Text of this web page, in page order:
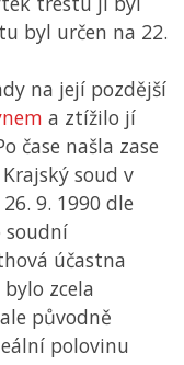
byl určen na 22.
na její pozdější
a ztížilo jí
čase našla zase
soud v
9. 1990 dle
soudní
účastna
zcela
původně
polovinu